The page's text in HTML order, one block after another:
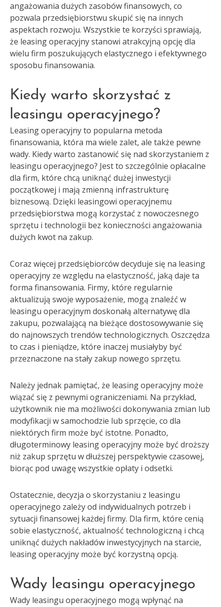
angażowania dużych zasobów finansowych, co
pozwala przedsiębiorstwu skupić się na innych
aspektach rozwoju. Wszystkie te korzyści sprawiają,
że leasing operacyjny stanowi atrakcyjną opcję dla
wielu firm poszukujących elastycznego i efektywnego
sposobu finansowania.
Kiedy warto skorzystać z
leasingu operacyjnego?
Leasing operacyjny to popularna metoda
finansowania, która ma wiele zalet, ale także pewne
wady. Kiedy warto zastanowić się nad skorzystaniem z
leasingu operacyjnego? Jest to szczególnie opłacalne
dla firm, które chcą uniknąć dużej inwestycji
początkowej i mają zmienną infrastrukturę
biznesową. Dzięki leasingowi operacyjnemu
przedsiębiorstwa mogą korzystać z nowoczesnego
sprzętu i technologii bez konieczności angażowania
dużych kwot na zakup.
Coraz więcej przedsiębiorców decyduje się na leasing
operacyjny ze względu na elastyczność, jaką daje ta
forma finansowania. Firmy, które regularnie
aktualizują swoje wyposażenie, mogą znaleźć w
leasingu operacyjnym doskonałą alternatywę dla
zakupu, pozwalającą na bieżące dostosowywanie się
do najnowszych trendów technologicznych. Oszczędza
to czas i pieniądze, które inaczej musiałyby być
przeznaczone na stały zakup nowego sprzętu.
Należy jednak pamiętać, że leasing operacyjny może
wiązać się z pewnymi ograniczeniami. Na przykład,
użytkownik nie ma możliwości dokonywania zmian lub
modyfikacji w samochodzie lub sprzęcie, co dla
niektórych firm może być istotne. Ponadto,
długoterminowy leasing operacyjny może być droższy
niż zakup sprzętu w dłuższej perspektywie czasowej,
biorąc pod uwagę wszystkie opłaty i odsetki.
Ostatecznie, decyzja o skorzystaniu z leasingu
operacyjnego zależy od indywidualnych potrzeb i
sytuacji finansowej każdej firmy. Dla firm, które cenią
sobie elastyczność, aktualność technologiczną i chcą
uniknąć dużych nakładów inwestycyjnych na starcie,
leasing operacyjny może być korzystną opcją.
Wady leasingu operacyjnego
Wady leasingu operacyjnego mogą wpłynąć na